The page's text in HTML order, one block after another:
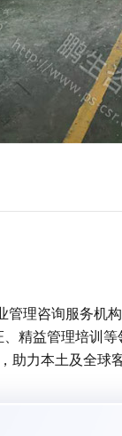
理咨询服务机
精益管理培训
助力本土及全球